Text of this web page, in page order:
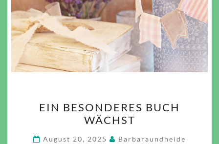
BESONDERES
BUCH
WÄCHST
EIN BESONDERES BUCH
WÄCHST
August 20, 2025 Barbaraundheide